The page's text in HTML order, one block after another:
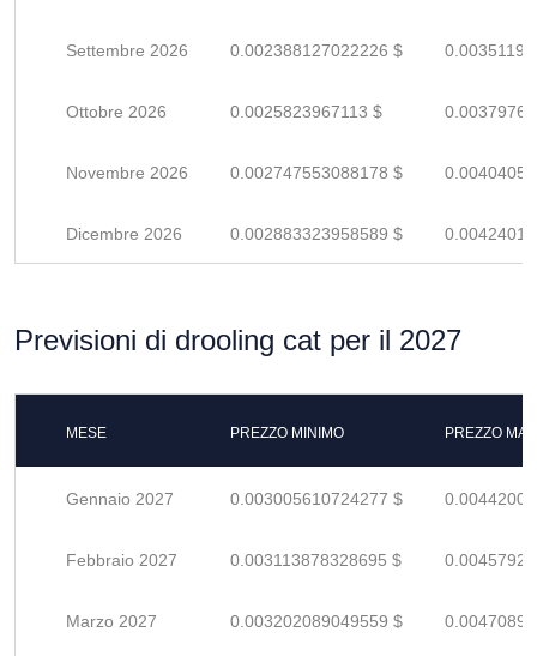
Settembre 2026 0.002388127022226 $
Ottobre 2026 0.0025823967113 $
Novembre 2026 0.002747553088178 $
Dicembre 2026 0.002883323958589 $
Previsioni di drooling cat per il 2027
MESE PREZZO MINIMO PREZZO
Gennaio 2027 0.003005610724277 $
Febbraio 2027 0.003113878328695 $
Marzo 2027 0.003202089049559 $